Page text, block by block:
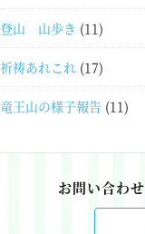
登山 山歩き (11)
祈祷あれこれ (17)
竜王山の様子報告 (11)
お問い合わ